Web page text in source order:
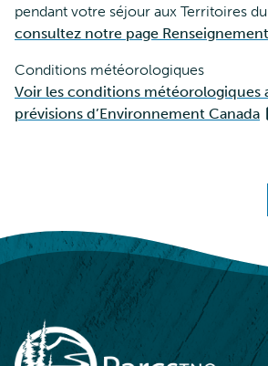
pendant votre séjour aux Territoires
consultez notre page
Conditions météorologiques
Voir les conditions météorologiques
prévisions d’Environnement Canada